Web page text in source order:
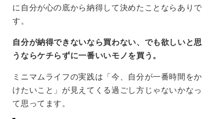
に自分が心の底から納得して決めたことならありで
す。
自分が納得できないなら買わない、でも欲しいと思
うならケチらずに一番いいモノを買う。
ミニマムライフの実践は「今、自分が一番時間をか
けたいこと」が見えてくる過ごし方じゃないかなっ
て思ってます。